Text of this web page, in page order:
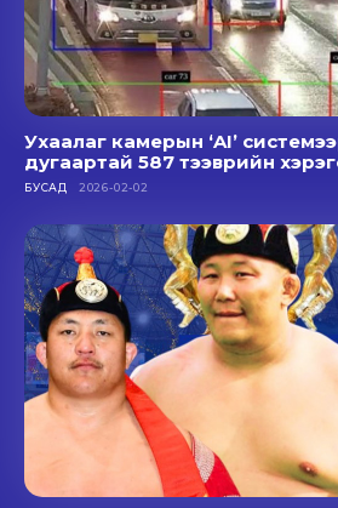
Ухаалаг камерын ‘AI’
дугаартай 587 тээврийн
БУСАД 2026-02-02